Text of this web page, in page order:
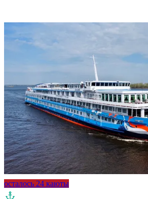
осталось 24 каюты